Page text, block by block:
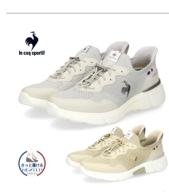
新規会員登録
会社概要
プライバシーポリシー